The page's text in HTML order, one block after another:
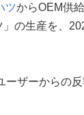
ツからOEM供
」の生産を、
ザーからの